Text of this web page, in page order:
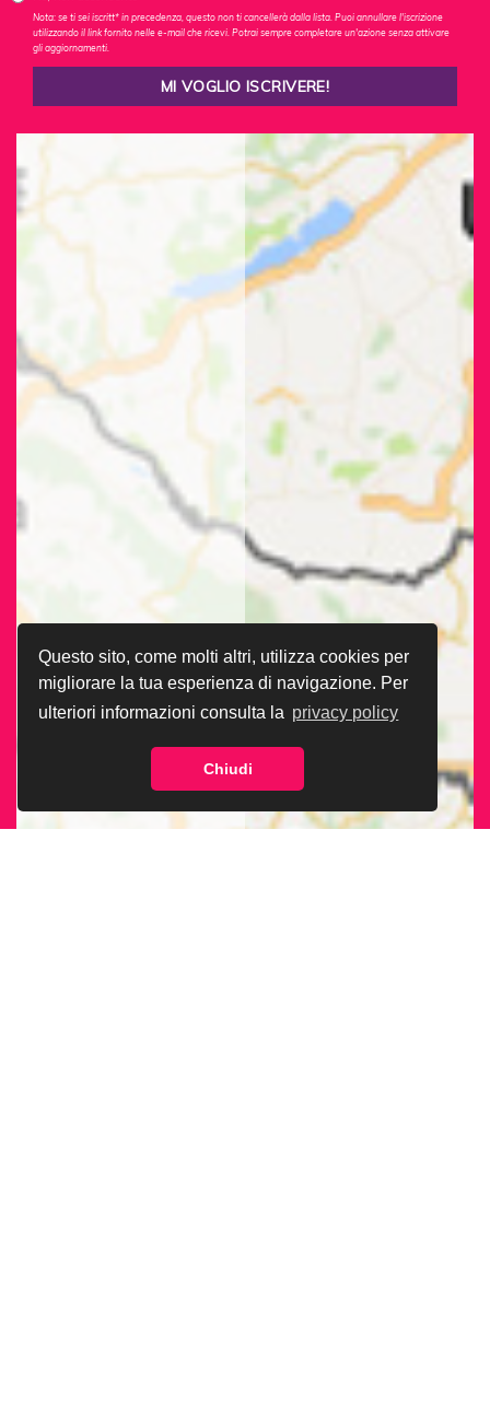
Questo sito, come molti altri, utilizza cookies per
migliorare la tua esperienza di navigazione. Per
ulteriori informazioni consulta la privacy policy
Chiudi
Nota: se ti sei iscritt* in precedenza, questo non ti cancellerà dalla lista. Puoi annullare l'iscrizione
utilizzando il link fornito nelle e-mail che ricevi. Potrai sempre completare un'azione senza attivare
gli aggiornamenti.